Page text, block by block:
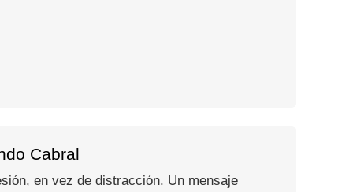
Cabral
en vez de distracción. Un mensaje